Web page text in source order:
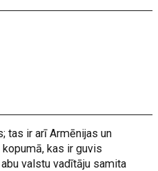
tas ir arī Armēnijas un
kas ir guvis
valstu vadītāju samita